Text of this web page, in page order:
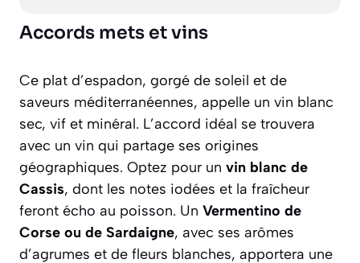
Accords mets et vins
Ce plat d’espadon, gorgé de soleil et de
saveurs méditerranéennes, appelle un vin blanc
sec, vif et minéral. L’accord idéal se trouvera
avec un vin qui partage ses origines
géographiques. Optez pour un vin blanc de
Cassis, dont les notes iodées et la fraîcheur
feront écho au poisson. Un Vermentino de
Corse ou de Sardaigne, avec ses arômes
d’agrumes et de fleurs blanches, apportera une